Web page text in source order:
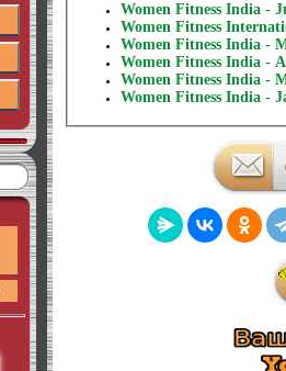
Women Fitness India -
Women Fitness
Women Fitness India -
Women Fitness India -
Women Fitness India -
Women Fitness India -